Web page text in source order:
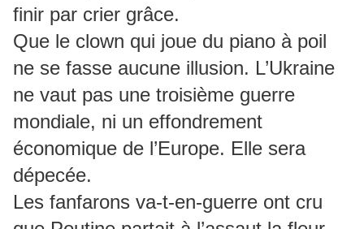
finir par crier grâce.
Que le clown qui joue du piano à poil
ne se fasse aucune illusion. L’Ukraine
ne vaut pas une troisième guerre
mondiale, ni un effondrement
économique de l’Europe. Elle sera
dépecée.
Les fanfarons va-t-en-guerre ont cru